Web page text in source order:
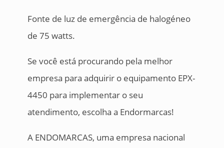
Fonte de luz de emergência de halogéneo
de 75 watts.
Se você está procurando pela melhor
empresa para adquirir o equipamento EPX-
4450 para implementar o seu
atendimento, escolha a Endormarcas!
A ENDOMARCAS, uma empresa nacional